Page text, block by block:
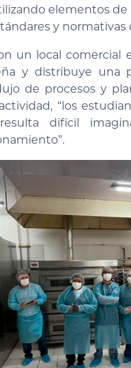
elementos
y
un local
y distribuye una
de procesos y
“los
difícil